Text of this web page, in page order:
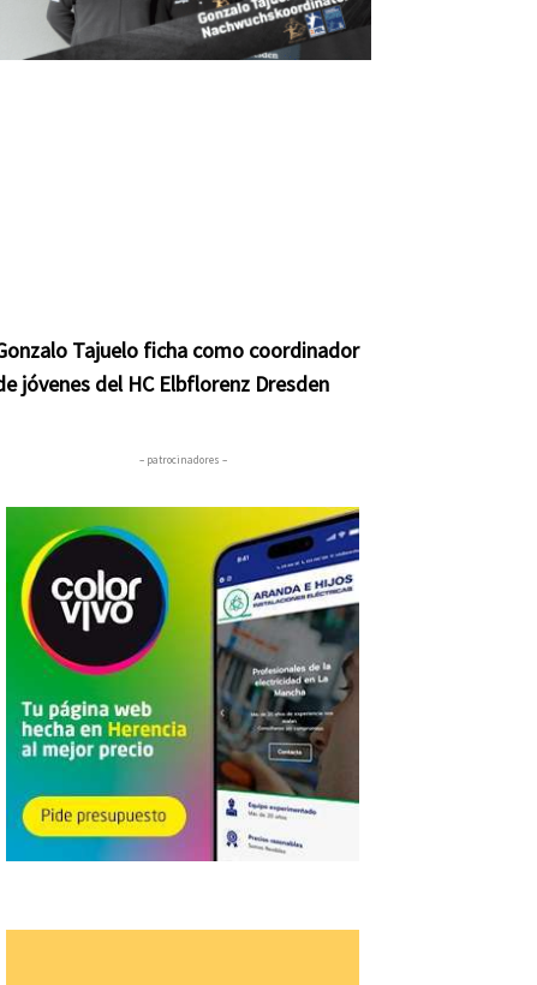
Tajuelo ficha como coordinador
jóvenes del HC Elbflorenz Dresden
– patrocinadores –